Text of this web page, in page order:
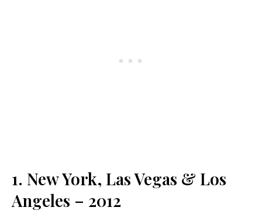
1. New York, Las Vegas & Los
Angeles – 2012